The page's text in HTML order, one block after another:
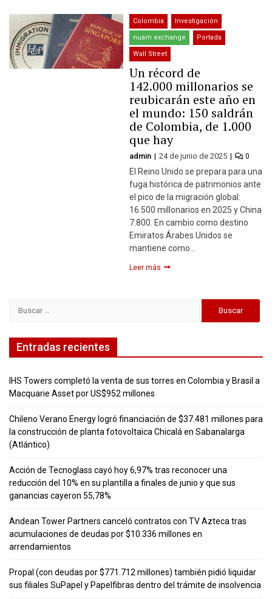
Colombia Investigación
nuam exchange Portada
Wall Street
Un récord de
142.000 millonarios se
reubicarán este año en
el mundo: 150 saldrán
de Colombia, de 1.000
que hay
admin 24 de junio de 2025 0
El Reino Unido se prepara para una
fuga histórica de patrimonios ante
el pico de la migración global:
16.500 millonarios en 2025 y China
7.800. En cambio como destino
Emiratos Árabes Unidos se
mantiene como…
Leer más
Entradas recientes
IHS Towers completó la venta de sus torres en Colombia y Brasil a
Macquarie Asset por US$952 millones
Chileno Verano Energy logró financiación de $37.481 millones para
la construcción de planta fotovoltaica Chicalá en Sabanalarga
(Atlántico)
Acción de Tecnoglass cayó hoy 6,97% tras reconocer una
reducción del 10% en su plantilla a finales de junio y que sus
ganancias cayeron 55,78%
Andean Tower Partners canceló contratos con TV Azteca tras
acumulaciones de deudas por $10.336 millones en
arrendamientos
Propal (con deudas por $771.712 millones) también pidió liquidar
sus filiales SuPapel y Papelfibras dentro del trámite de insolvencia